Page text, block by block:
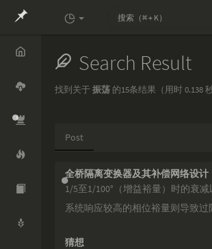
Home
Cloud
Openco
de
Mythide
a
RTD
Search Result
找到关于振荡 的15条结果（用时 0.138 秒
Post
全桥隔离变换器及其补偿网络设计
1/5至1/100°（增益裕量）时的衰
系统响应较高的相位裕量则导致
猜想